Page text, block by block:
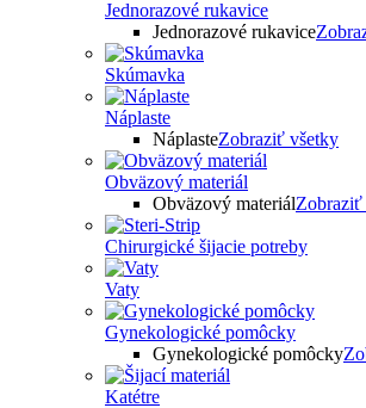
Jednorazové rukavice
Jednorazové rukavice
Skúmavka
Náplaste
NáplasteZobraziť všetky
Obväzový materiál
Obväzový materiálZobraziť
Chirurgické šijacie potreby
Vaty
Gynekologické pomôcky
Gynekologické pomôcky
Katétre